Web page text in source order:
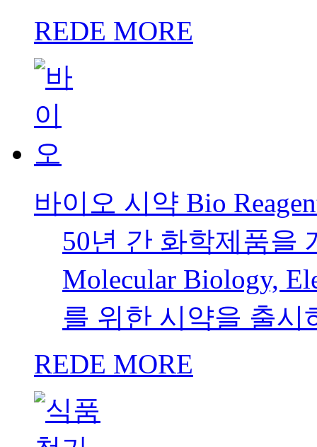
REDE MORE
바이오 시약 Bio
50년 간 화학제품을
Molecular Biology,
를 위한 시약을 출시
REDE MORE